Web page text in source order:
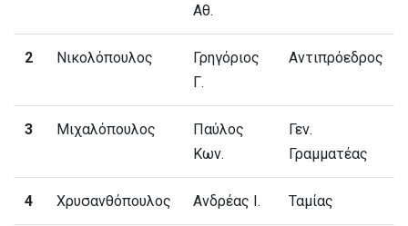
Αθ.
2 Νικολόπουλος
Γρηγόριος
Γ.
Αντιπρόεδρος
3 Μιχαλόπουλος
Παύλος
Κων.
Γεν.
Γραμματέας
4 Χρυσανθόπουλος Ανδρέας Ι. Ταμίας